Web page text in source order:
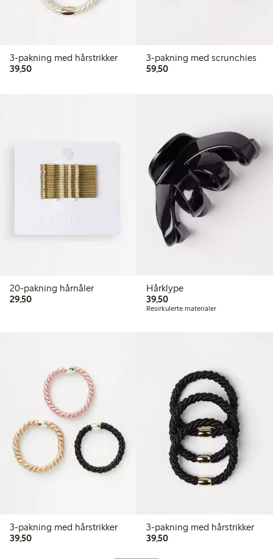
3-pakning med hårstrikker
39,5039,50 kr
3-pakning med scrunchies
59,5059,50 kr
20-pakning hårnåler
29,5029,50 kr
Hårklype
39,5039,50 kr
Resirkulerte materialer
3-pakning med hårstrikker
39,5039,50 kr
3-pakning med hårstrikker
39,5039,50 kr